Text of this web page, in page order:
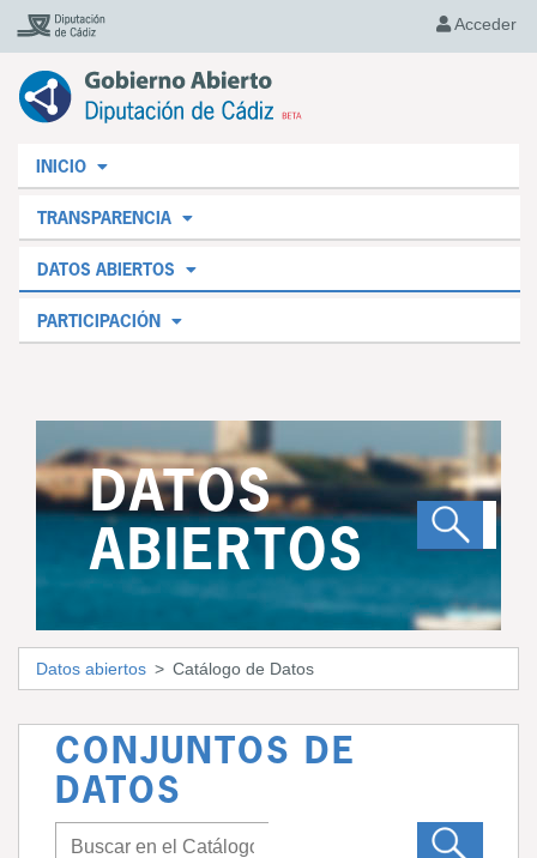
Acceder
INICIO
TRANSPARENCIA
DATOS ABIERTOS
PARTICIPACIÓN
DATOS
ABIERTOS
Datos abiertos Catálogo de Datos
CONJUNTOS DE
DATOS